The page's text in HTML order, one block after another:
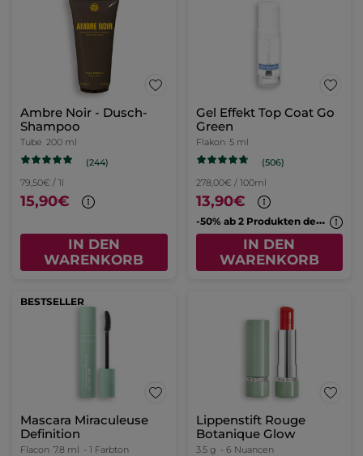
Ambre Noir - Dusch-
Shampoo
Tube 200 ml
(244)
79,50€ / 1l
15,90€
IN DEN
WARENKORB
Gel Effekt Top Coat Go
Green
Flakon 5 ml
(506)
278,00€ / 100ml
13,90€
-
50% ab 2 Produkten deiner Wahl
IN DEN
WARENKORB
BESTSELLER
Mascara Miraculeuse
Definition
Flacon 7.8 ml - 1 Farbton
Lippenstift Rouge
Botanique Glow
3.5 g - 6 Nuancen